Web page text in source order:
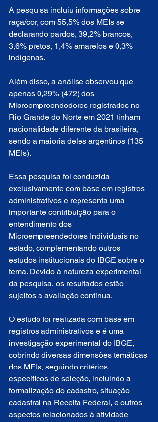
A pesquisa incluiu informações sobre
raça/cor, com 55,5% dos MEIs se
declarando pardos, 39,2% brancos,
3,6% pretos, 1,4% amarelos e 0,3%
indígenas.
Além disso, a análise observou que
apenas 0,29% (472) dos
Microempreendedores registrados no
Rio Grande do Norte em 2021 tinham
nacionalidade diferente da brasileira,
sendo a maioria deles argentinos (135
MEIs).
Essa pesquisa foi conduzida
exclusivamente com base em registros
administrativos e representa uma
importante contribuição para o
entendimento dos
Microempreendedores Individuais no
estado, complementando outros
estudos institucionais do IBGE sobre o
tema. Devido à natureza experimental
da pesquisa, os resultados estão
sujeitos a avaliação contínua.
O estudo foi realizada com base em
registros administrativos e é uma
investigação experimental do IBGE,
cobrindo diversas dimensões temáticas
dos MEIs, seguindo critérios
específicos de seleção, incluindo a
formalização do cadastro, situação
cadastral na Receita Federal, e outros
aspectos relacionados à atividade